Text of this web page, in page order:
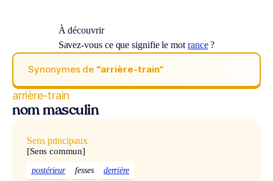
À découvrir
Savez-vous ce que signifie le mot rance?
Synonymes de “arrière-train“
arrière-train
nom masculin
Sens principaux
[Sens commun]
postérieur fesses derrière